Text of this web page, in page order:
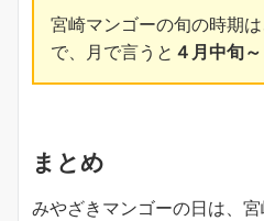
宮崎マンゴーの旬の時期は
で、月で言うと ４月中旬～
まとめ
みやざきマンゴーの日は、